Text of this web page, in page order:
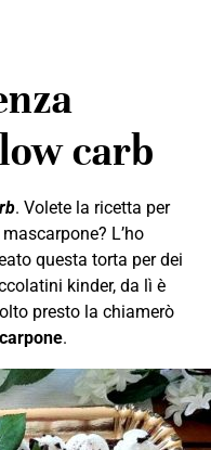
carb
. Volete la ricetta per
L’ho
questa torta per dei
kinder, da lì è
presto la chiamerò
.